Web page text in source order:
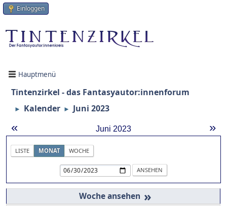
Einloggen
Hauptmenü
Tintenzirkel - das Fantasyautor:innenforum
► Kalender ► Juni 2023
« »
Juni 2023
LISTE MONAT WOCHE
»